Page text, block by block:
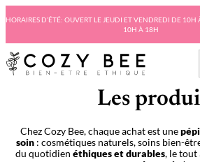
au
HORAIRES D’ÉTÉ: OUVERT LE JEUDI ET VENDREDI DE
10H À 18H
h
Les
Chez Cozy Bee, chaque achat est une
soin: cosmétiques naturels, soins bien-
du quotidien éthiques et durables, le tout